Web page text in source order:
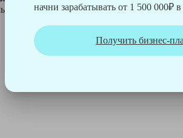
начни зарабатывать от 1 500 000₽ в
Получить бизнес-